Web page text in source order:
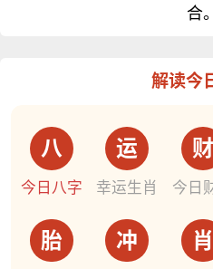
合。
解读今
八
今日八字
运
幸运生肖
财
今日
胎 冲 肖